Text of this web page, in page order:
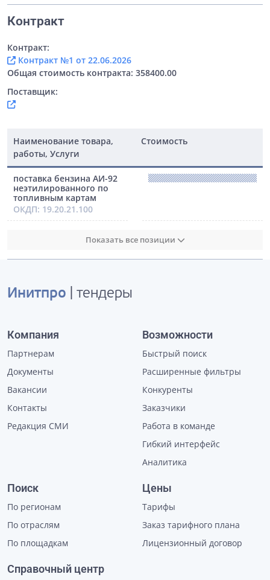
Контракт
Контракт:
Контракт №1 от 22.06.2026
Общая стоимость контракта: 358400.00
Поставщик:
Наименование товара,
работы, Услуги
Стоимость
поставка бензина АИ-92
неэтилированного по
топливным картам
ОКДП: 19.20.21.100
Показать все позиции
Инитпро | тендеры
Компания
Партнерам
Документы
Вакансии
Контакты
Редакция СМИ
Возможности
Быстрый поиск
Расширенные фильтры
Конкуренты
Заказчики
Работа в команде
Гибкий интерфейс
Аналитика
Поиск
По регионам
По отраслям
По площадкам
Цены
Тарифы
Заказ тарифного плана
Лицензионный договор
Справочный центр